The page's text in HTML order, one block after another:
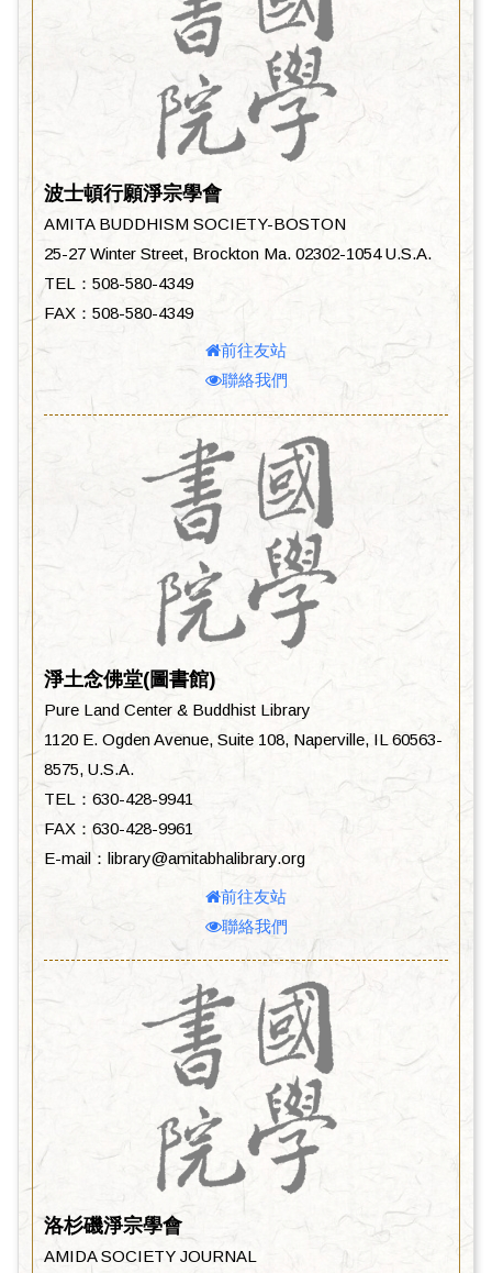
波士頓行願淨宗學會
AMITA BUDDHISM SOCIETY-BOSTON
25-27 Winter Street, Brockton Ma. 02302-1054 U.S.A.
TEL：508-580-4349
FAX：508-580-4349
前往友站
聯絡我們
淨土念佛堂(圖書館)
Pure Land Center & Buddhist Library
1120 E. Ogden Avenue, Suite 108, Naperville, IL 60563-
8575, U.S.A.
TEL：630-428-9941
FAX：630-428-9961
E-mail：library@amitabhalibrary.org
前往友站
聯絡我們
洛杉磯淨宗學會
AMIDA SOCIETY JOURNAL